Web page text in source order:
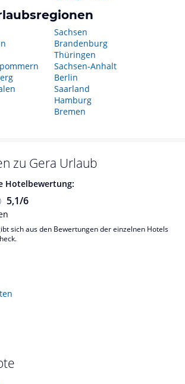
Sachsen
Brandenburg
Thüringen
Sachsen-Anhalt
Berlin
Saarland
Hamburg
Bremen
zu Gera Urlaub
Hotelbewertung:
5,1/6
sich aus den Bewertungen der einzelnen Hotels